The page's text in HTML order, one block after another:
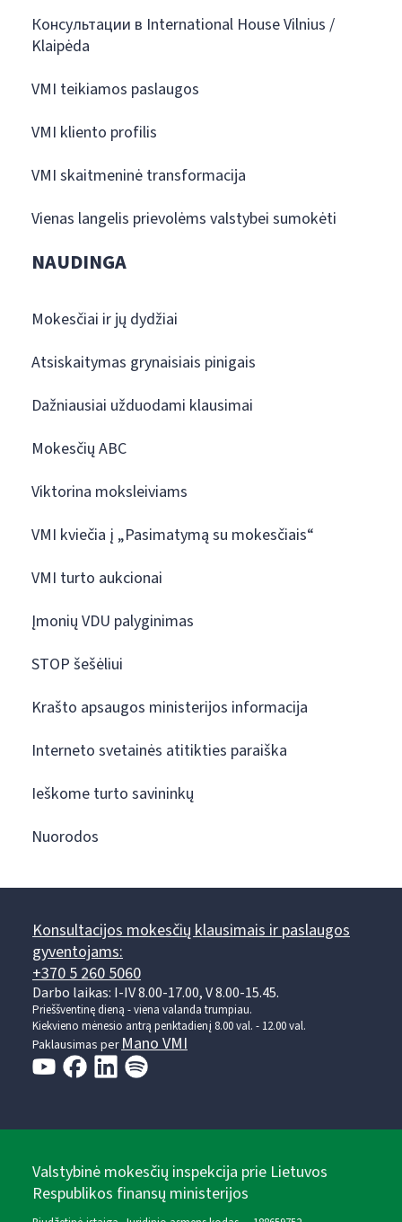
Консультации в International House Vilnius /
Klaipėda
VMI teikiamos paslaugos
VMI kliento profilis
VMI skaitmeninė transformacija
Vienas langelis prievolėms valstybei sumokėti
NAUDINGA
Mokesčiai ir jų dydžiai
Atsiskaitymas grynaisiais pinigais
Dažniausiai užduodami klausimai
Mokesčių ABC
Viktorina moksleiviams
VMI kviečia į „Pasimatymą su mokesčiais“
VMI turto aukcionai
Įmonių VDU palyginimas
STOP šešėliui
Krašto apsaugos ministerijos informacija
Interneto svetainės atitikties paraiška
Ieškome turto savininkų
Nuorodos
Konsultacijos mokesčių klausimais ir paslaugos
gyventojams:
+370 5 260 5060
Darbo laikas: I-IV 8.00-17.00, V 8.00-15.45.
Prieššventinę dieną - viena valanda trumpiau.
Kiekvieno mėnesio antrą penktadienį 8.00 val. - 12.00 val.
Paklausimas per Mano VMI
Valstybinė mokesčių inspekcija prie Lietuvos
Respublikos finansų ministerijos